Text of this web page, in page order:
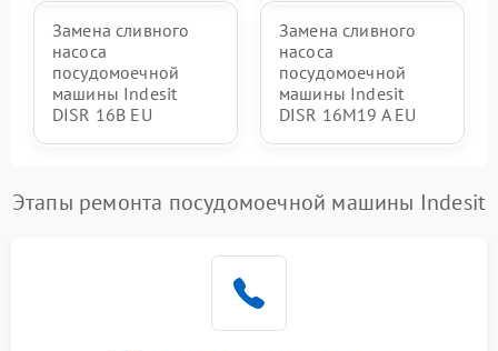
Замена сливного
насоса
посудомоечной
машины Indesit
DISR 16B EU
Замена сливного
насоса
посудомоечной
машины Indesit
DISR 16M19 A EU
Этапы ремонта посудомоечной машины Indesit